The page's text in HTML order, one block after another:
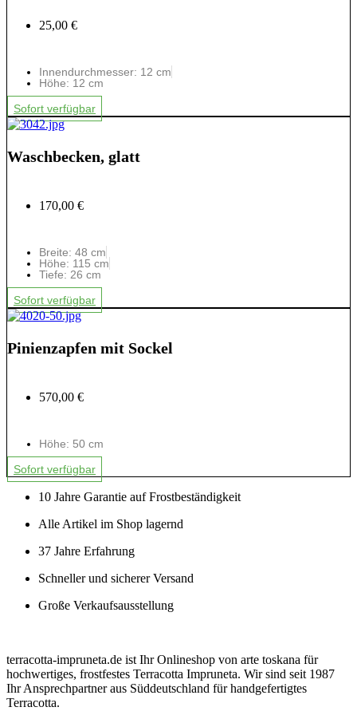
25,00 €
Innendurchmesser: 12 cm
Höhe: 12 cm
Sofort verfügbar
Waschbecken, glatt
170,00 €
Breite: 48 cm
Höhe: 115 cm
Tiefe: 26 cm
Sofort verfügbar
Pinienzapfen mit Sockel
570,00 €
Höhe: 50 cm
Sofort verfügbar
10 Jahre Garantie auf Frostbeständigkeit
Alle Artikel im Shop lagernd
37 Jahre Erfahrung
Schneller und sicherer Versand
Große Verkaufsausstellung
terracotta-impruneta.de ist Ihr Onlineshop von arte toskana für
hochwertiges, frostfestes Terracotta Impruneta. Wir sind seit 1987
Ihr Ansprechpartner aus Süddeutschland für handgefertigtes
Terracotta.